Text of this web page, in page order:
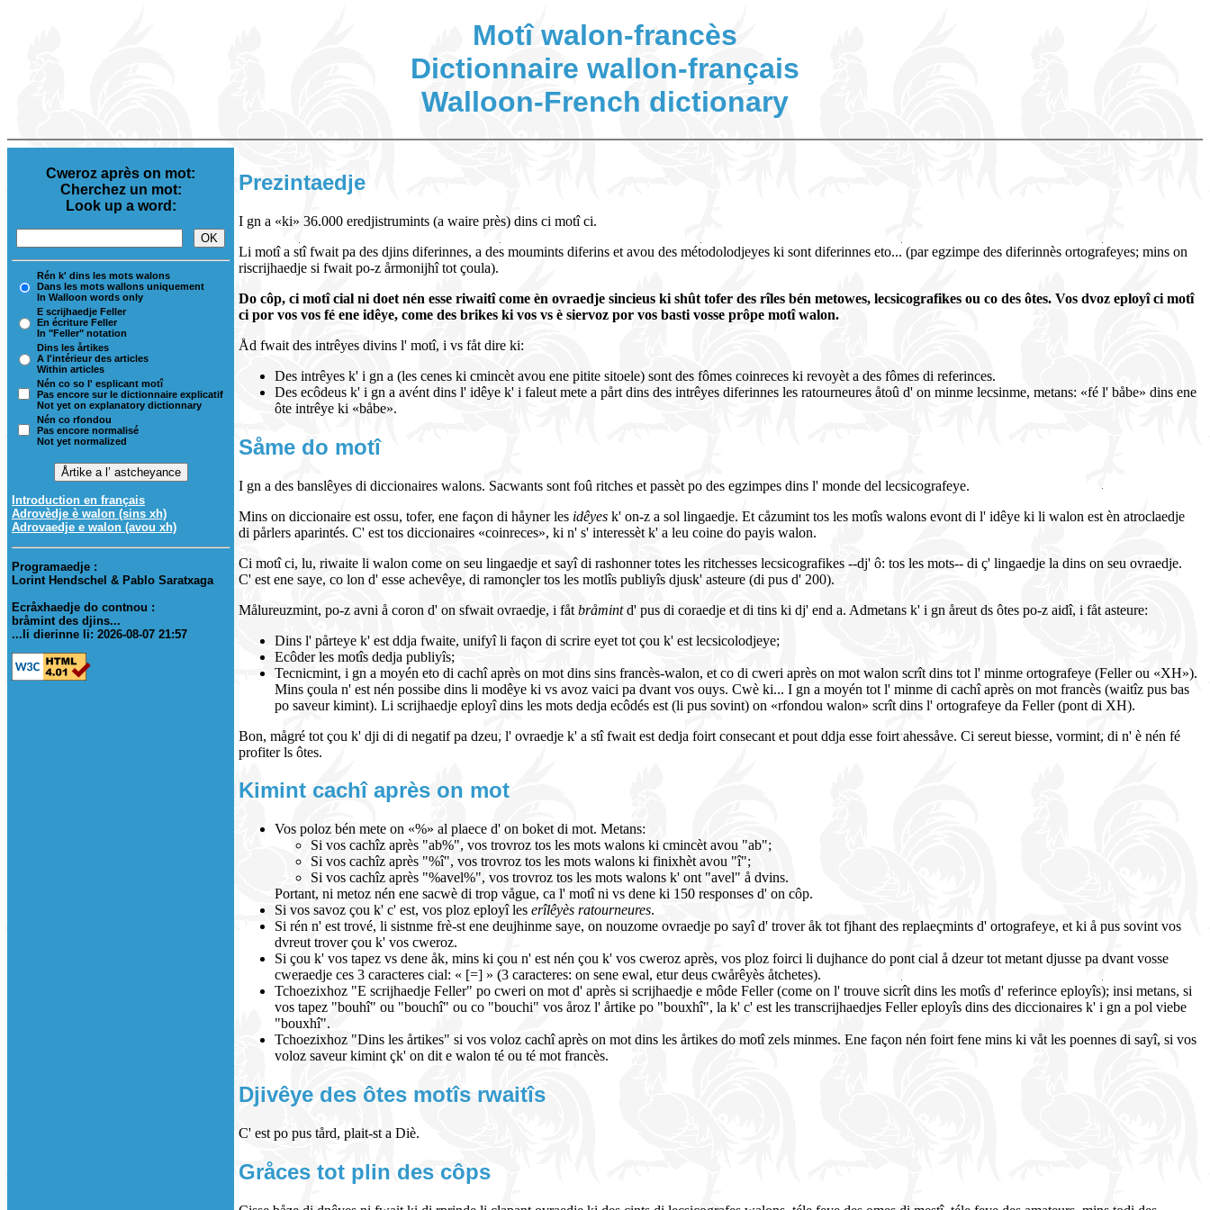
Motî walon-francès
Dictionnaire wallon-français
Walloon-French dictionary
Cweroz après on mot:
Cherchez un mot:
Look up a word:
Rén k' dins les mots walons
Dans les mots wallons uniquement
In Walloon words only
E scrijhaedje Feller
En écriture Feller
In "Feller" notation
Dins les årtikes
A l'intérieur des articles
Within articles
Nén co so l' esplicant motî
Pas encore sur le dictionnaire explicatif
Not yet on explanatory dictionnary
Nén co rfondou
Pas encore normalisé
Not yet normalized
Introduction en français
Adrovèdje è walon (sins xh)
Adrovaedje e walon (avou xh)
Programaedje :
Lorint Hendschel & Pablo Saratxaga
Ecråxhaedje do contnou :
bråmint des djins...
...li dierinne li: 2026-08-07 21:57
Prezintaedje
I gn a «ki» 36.000 eredjistrumints (a waire près) dins ci motî ci.
Li motî a stî fwait pa des djins diferinnes, a des moumints diferins et avou des métodolodjeyes ki sont diferinnes eto... (par egzimpe des diferinnès ortografeyes; mins on
riscrijhaedje si fwait po-z årmonijhî tot çoula).
Do côp, ci motî cial ni doet nén esse riwaitî come èn ovraedje sincieus ki shût tofer des rîles bén metowes, lecsicografikes ou co des ôtes. Vos dvoz eployî ci motî
ci por vos vos fé ene idêye, come des brikes ki vos vs è siervoz por vos basti vosse prôpe motî walon.
Åd fwait des intrêyes divins l' motî, i vs fåt dire ki:
Des intrêyes k' i gn a (les cenes ki cmincèt avou ene pitite sitoele) sont des fômes coinreces ki revoyèt a des fômes di referinces.
Des ecôdeus k' i gn a avént dins l' idêye k' i faleut mete a pårt dins des intrêyes diferinnes les ratourneures åtoû d' on minme lecsinme, metans: «fé l' båbe» dins ene
ôte intrêye ki «båbe».
Såme do motî
I gn a des banslêyes di diccionaires walons. Sacwants sont foû ritches et passèt po des egzimpes dins l' monde del lecsicografeye.
Mins on diccionaire est ossu, tofer, ene façon di håyner les idêyes k' on-z a sol lingaedje. Et cåzumint tos les motîs walons evont di l' idêye ki li walon est èn atroclaedje
di pårlers aparintés. C' est tos diccionaires «coinreces», ki n' s' interessèt k' a leu coine do payis walon.
Ci motî ci, lu, riwaite li walon come on seu lingaedje et sayî di rashonner totes les ritchesses lecsicografikes --dj' ô: tos les mots-- di ç' lingaedje la dins on seu ovraedje.
C' est ene saye, co lon d' esse achevêye, di ramonçler tos les motlîs publiyîs djusk' asteure (di pus d' 200).
Målureuzmint, po-z avni å coron d' on sfwait ovraedje, i fåt bråmintd' pus di coraedje et di tins ki dj' end a. Admetans k' i gn åreut ds ôtes po-z aidî, i fåt asteure:
Dins l' pårteye k' est ddja fwaite, unifyî li façon di scrire eyet tot çou k' est lecsicolodjeye;
Ecôder les motîs dedja publiyîs;
Tecnicmint, i gn a moyén eto di cachî après on mot dins sins francès-walon, et co di cweri après on mot walon scrît dins tot l' minme ortografeye (Feller ou «XH»).
Mins çoula n' est nén possibe dins li modêye ki vs avoz vaici pa dvant vos ouys. Cwè ki... I gn a moyén tot l' minme di cachî après on mot francès (waitîz pus bas
po saveur kimint). Li scrijhaedje eployî dins les mots dedja ecôdés est (li pus sovint) on «rfondou walon» scrît dins l' ortografeye da Feller (pont di XH).
Bon, mågré tot çou k' dji di di negatif pa dzeu, l' ovraedje k' a stî fwait est dedja foirt consecant et pout ddja esse foirt ahessåve. Ci sereut biesse, vormint, di n' è nén fé
profiter ls ôtes.
Kimint cachî après on mot
Vos poloz bén mete on «%» al plaece d' on boket di mot. Metans:
Si vos cachîz après "ab%", vos trovroz tos les mots walons ki cmincèt avou "ab";
Si vos cachîz après "%î", vos trovroz tos les mots walons ki finixhèt avou "î";
Si vos cachîz après "%avel%", vos trovroz tos les mots walons k' ont "avel" å dvins.
Portant, ni metoz nén ene sacwè di trop vågue, ca l' motî ni vs dene ki 150 responses d' on côp.
Si vos savoz çou k' c' est, vos ploz eployî les erîlêyès ratourneures.
Si rén n' est trové, li sistnme frè-st ene deujhinme saye, on nouzome ovraedje po sayî d' trover åk tot fjhant des replaeçmints d' ortografeye, et ki å pus sovint vos
dvreut trover çou k' vos cweroz.
Si çou k' vos tapez vs dene åk, mins ki çou n' est nén çou k' vos cweroz après, vos ploz foirci li dujhance do pont cial å dzeur tot metant djusse pa dvant vosse
cweraedje ces 3 caracteres cial: « [=] » (3 caracteres: on sene ewal, etur deus cwårêyès åtchetes).
Tchoezixhoz "E scrijhaedje Feller" po cweri on mot d' après si scrijhaedje e môde Feller (come on l' trouve sicrît dins les motîs d' referince eployîs); insi metans, si
vos tapez "bouhî" ou "bouchî" ou co "bouchi" vos åroz l' årtike po "bouxhî", la k' c' est les transcrijhaedjes Feller eployîs dins des diccionaires k' i gn a pol viebe
"bouxhî".
Tchoezixhoz "Dins les årtikes" si vos voloz cachî après on mot dins les årtikes do motî zels minmes. Ene façon nén foirt fene mins ki våt les poennes di sayî, si vos
voloz saveur kimint çk' on dit e walon té ou té mot francès.
Djivêye des ôtes motîs rwaitîs
C' est po pus tård, plait-st a Diè.
Gråces tot plin des côps